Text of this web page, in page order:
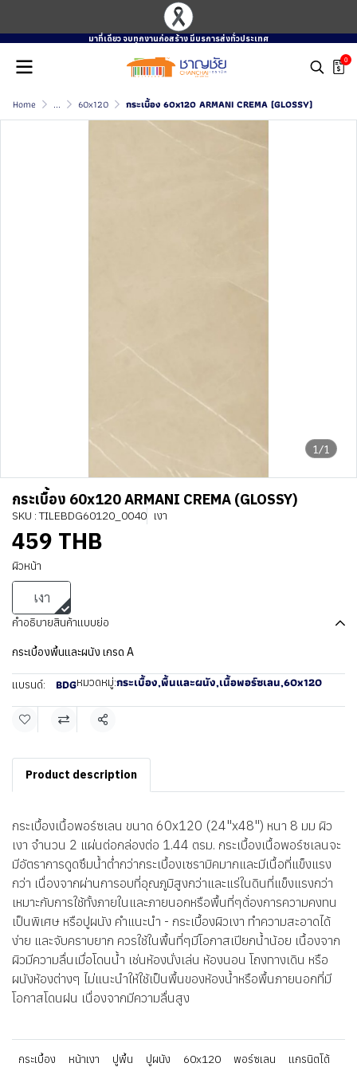
มาที่เดียว จบทุกงานก่อสร้าง มีบรการส่งทั่วประเทศ
0
Home ... 60x120 กระเบื้อง 60x120 ARMANI CREMA (GLOSSY)
1/1
กระเบื้อง 60x120 ARMANI CREMA (GLOSSY)
SKU : TILEBDG60120_0040 เงา
459 THB
ผิวหน้า
เงา
คำอธิบายสินค้าแบบย่อ
กระเบื้องพื้นและผนัง เกรด A
แบรนด์: BDGหมวดหมู่:กระเบื้อง,พื้นและผนัง,เนื้อพอร์ซเลน,60x120
แชร์
Product description
กระเบื้องเนื้อพอร์ซเลน ขนาด 60x120 (24"x48") หนา 8 มม ผิว
เงา จำนวน 2 แผ่นต่อกล่องต่อ 1.44 ตรม. กระเบื้องเนื้อพอร์ซเลนจะ
มีอัตราการดูดซึมน้ำต่ำกว่ากระเบื้องเซรามิคมากและมีเนื้อที่แข็งแรง
กว่า เนื่องจากผ่านการอบที่อุณภูมิสูงกว่าและแร่ในดินที่แข็งแรงกว่า
เหมาะกับการใช้ทั้งภายในและภายนอกหรือพื้นที่ๆต้่องการความคงทน
เป็นพิเศษ หรือปูผนัง คำแนะนำ - กระเบื้องผิวเงา ทำความสะอาดได้
ง่าย และจับคราบยาก ควรใช้ในพื้นที่ๆมีโอกาสเปียกน้ำน้อย เนื้องจาก
ผิวมีความลื่นเมื่อโดนน้ำ เช่นห้องนั่งเล่น ห้องนอน โถงทางเดิน หรือ
ผนังห้องต่างๆ ไม่แนะนำให้ใช้เป็นพื้นของห้องน้ำหรือพื้นภายนอกที่มี
โอกาสโดนฝน เนื่องจากมีความลื่นสูง
กระเบื้อง หน้าเงา ปูพื้น ปูผนัง 60x120 พอร์ซเลน แกรนิตโต้